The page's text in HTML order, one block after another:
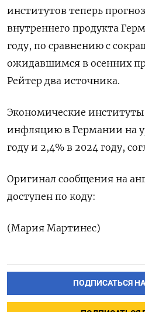
институтов теперь
внутреннего продукта
году, по сравнению с
ожидавшимся в осенних
Рейтер два источника.
Экономические
инфляцию в Германии на
году и 2,4% в 2024 году,
Оригинал сообщения на
доступен по коду:
(Мария Мартинес)
ПОДПИСАТЬСЯ